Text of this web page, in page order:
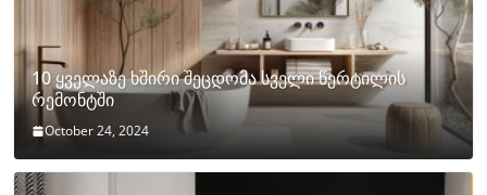
10 ყველაზე ხშირი შეცდომა სველი წერტილის
რემონტში
October 24, 2024